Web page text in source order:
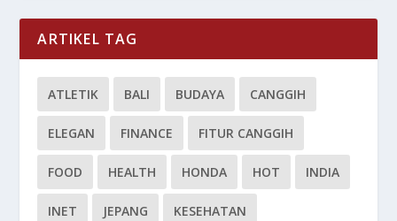
ARTIKEL TAG
ATLETIK BALI BUDAYA CANGGIH
ELEGAN FINANCE FITUR CANGGIH
FOOD HEALTH HONDA HOT INDIA
INET JEPANG KESEHATAN